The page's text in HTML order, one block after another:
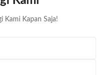
it has the
Kami Kapan Saja!